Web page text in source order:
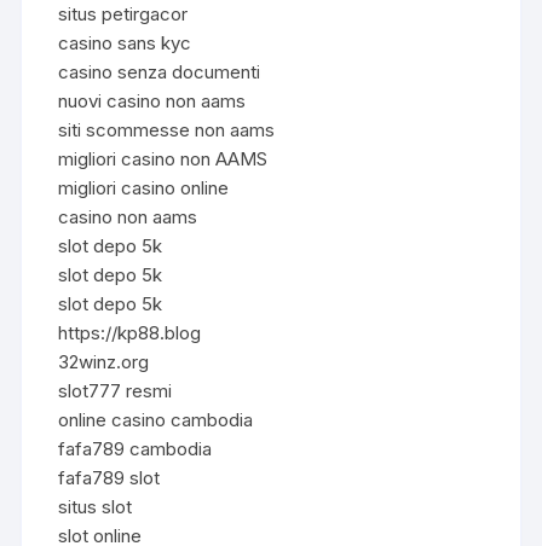
situs petirgacor
casino sans kyc
casino senza documenti
nuovi casino non aams
siti scommesse non aams
migliori casino non AAMS
migliori casino online
casino non aams
slot depo 5k
slot depo 5k
slot depo 5k
https://kp88.blog
32winz.org
slot777 resmi
online casino cambodia
fafa789 cambodia
fafa789 slot
situs slot
slot online